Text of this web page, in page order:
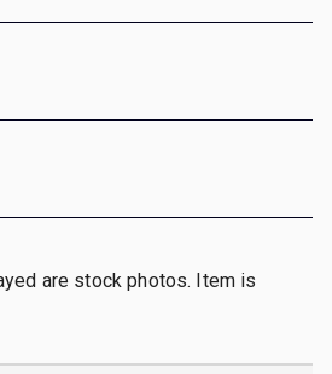
are stock photos. Item is